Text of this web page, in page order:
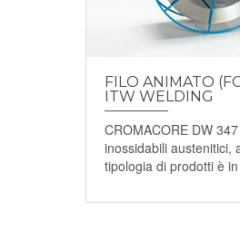
FILO ANIMATO
ITW WELDING
CROMACORE DW
inossidabili austenitici,
tipologia di prodotti è